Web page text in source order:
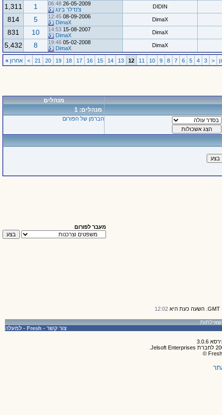
DIDIN
26-05-2009
06:48
צ'נדלר בינג
1
1,311
DimaX
08-09-2006
12:45
DimaX
5
814
DimaX
15-08-2007
14:53
DimaX
10
831
DimaX
05-02-2008
19:46
DimaX
8
5,432
<
3
4
5
6
7
8
9
10
11
12
13
14
15
16
17
18
19
20
21
> אחרון »
מנהלים
מנהלים: 1
הברמן של הפורום
מעבר לפורום
12:02
צור קשר -
Fresh
- למעלה